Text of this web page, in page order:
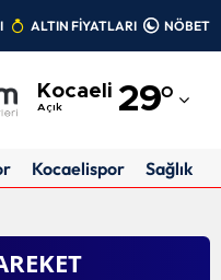
ALTIN FİYATLARI
Kocaeli
Açık 29°
Adıyaman
Kocaelispor Sağlık